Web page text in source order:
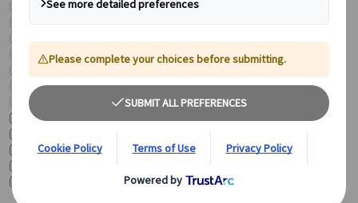
jan.
febr.
márc.
ápr.
jún.
júl.
aug.
okt.